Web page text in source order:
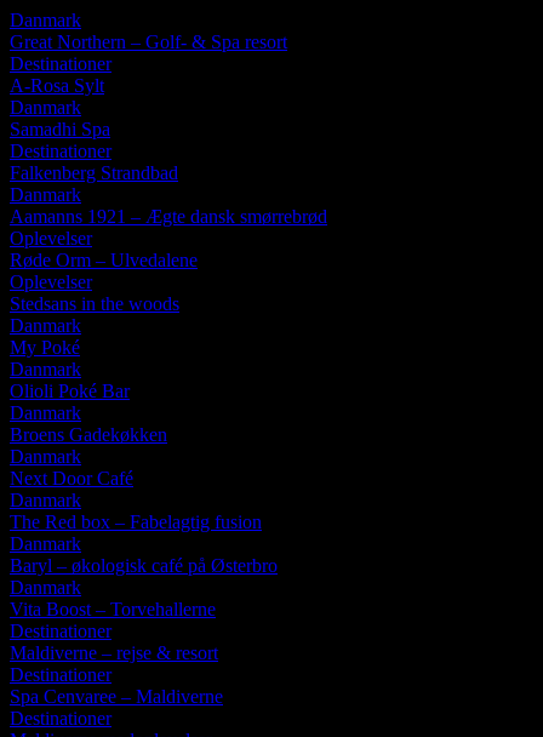
Danmark
Great Northern – Golf- & Spa resort
Destinationer
A-Rosa Sylt
Danmark
Samadhi Spa
Destinationer
Falkenberg Strandbad
Danmark
Aamanns 1921 – Ægte dansk smørrebrød
Oplevelser
Røde Orm – Ulvedalene
Oplevelser
Stedsans in the woods
Danmark
My Poké
Danmark
Olioli Poké Bar
Danmark
Broens Gadekøkken
Danmark
Next Door Café
Danmark
The Red box – Fabelagtig fusion
Danmark
Baryl – økologisk café på Østerbro
Danmark
Vita Boost – Torvehallerne
Destinationer
Maldiverne – rejse & resort
Destinationer
Spa Cenvaree – Maldiverne
Destinationer